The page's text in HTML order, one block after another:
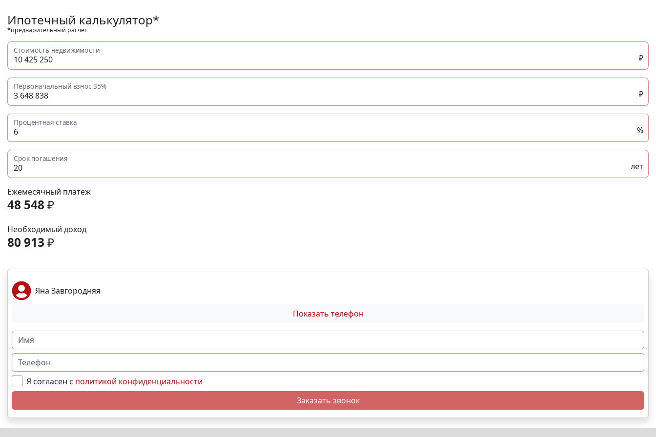
Ипотечный калькулятор*
*предварительный расчет
Стоимость недвижимости
₽
Первоначальный взнос35%
₽
Процентная ставка
%
Срок погашения
лет
Ежемесячный платеж
48 548 ₽
Необходимый доход
80 913 ₽
Яна Завгородняя
Показать телефон
Я согласен с политикой конфиденциальности
Заказать звонок